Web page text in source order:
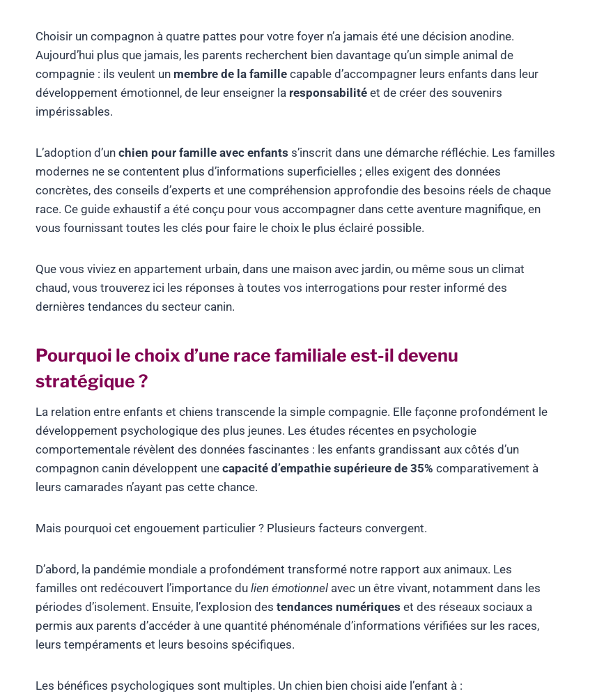
Choisir un compagnon à quatre pattes pour votre foyer n’a jamais été une décision anodine.
Aujourd’hui plus que jamais, les parents recherchent bien davantage qu’un simple animal de
compagnie : ils veulent un membre de la famille capable d’accompagner leurs enfants dans leur
développement émotionnel, de leur enseigner la responsabilité et de créer des souvenirs
impérissables.
L’adoption d’un chien pour famille avec enfants s’inscrit dans une démarche réfléchie. Les familles
modernes ne se contentent plus d’informations superficielles ; elles exigent des données
concrètes, des conseils d’experts et une compréhension approfondie des besoins réels de chaque
race. Ce guide exhaustif a été conçu pour vous accompagner dans cette aventure magnifique, en
vous fournissant toutes les clés pour faire le choix le plus éclairé possible.
Que vous viviez en appartement urbain, dans une maison avec jardin, ou même sous un climat
chaud, vous trouverez ici les réponses à toutes vos interrogations pour rester informé des
dernières tendances du secteur canin.
Pourquoi le choix d’une race familiale est-il devenu
stratégique ?
La relation entre enfants et chiens transcende la simple compagnie. Elle façonne profondément le
développement psychologique des plus jeunes. Les études récentes en psychologie
comportementale révèlent des données fascinantes : les enfants grandissant aux côtés d’un
compagnon canin développent une capacité d’empathie supérieure de 35% comparativement à
leurs camarades n’ayant pas cette chance.
Mais pourquoi cet engouement particulier ? Plusieurs facteurs convergent.
D’abord, la pandémie mondiale a profondément transformé notre rapport aux animaux. Les
familles ont redécouvert l’importance du lien émotionnel avec un être vivant, notamment dans les
périodes d’isolement. Ensuite, l’explosion des tendances numériques et des réseaux sociaux a
permis aux parents d’accéder à une quantité phénoménale d’informations vérifiées sur les races,
leurs tempéraments et leurs besoins spécifiques.
Les bénéfices psychologiques sont multiples. Un chien bien choisi aide l’enfant à :